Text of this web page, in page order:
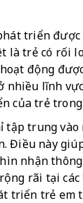
triển
là trẻ có rối
động
lĩnh
của trẻ
trung
Điều này
nhận
rãi tại
triển trẻ em